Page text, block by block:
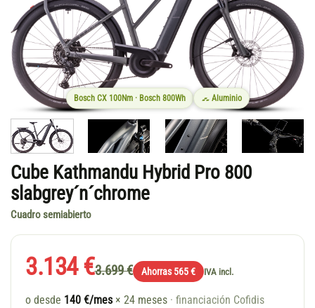
Bosch CX 100Nm · Bosch 800Wh Aluminio
Cube Kathmandu Hybrid Pro 800
slabgrey´n´chrome
Cuadro semiabierto
3.134 €3.699 € Ahorras 565 € IVA incl.
o desde 140 €/mes × 24 meses · financiación Cofidis